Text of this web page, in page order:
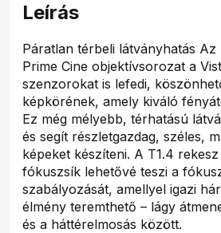
Leírás
Páratlan térbeli látványhatás
Prime Cine objektívsorozat a
szenzorokat is lefedi,
képkörének, amely kiváló
Ez még mélyebb, térhatású
és segít részletgazdag, széles,
képeket készíteni. A T1.4
fókuszsík lehetővé teszi a
szabályozását, amellyel igazi
élmény teremthető – lágy
és a háttérelmosás között.